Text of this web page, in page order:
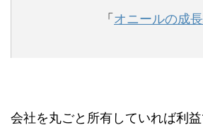
「オニールの成
会社を丸ごと所有していれば利